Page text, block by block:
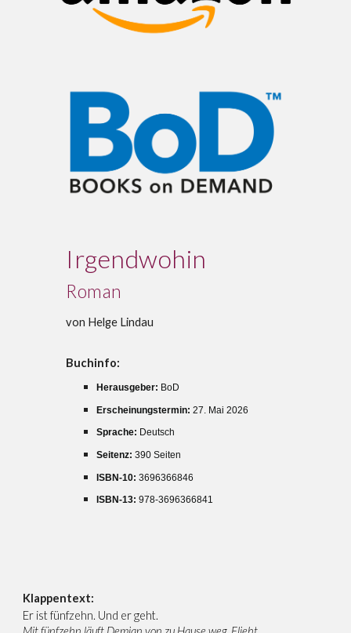
Irgendwohin
Roman
von Helge Lindau
Buchinfo:
Herausgeber: BoD
27. Mai 2026
Sprache: ‎ Deutsch
Seitenz: 390 Seiten
ISBN-10: 3696366846
ISBN-13: ‎ 978-3696366841
Klappentext:
Er ist fünfzehn. Und er geht.